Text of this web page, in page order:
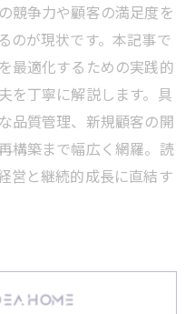
競争力や顧客の満足度を
のが現状です。本記事で
最適化するための実践的
を丁寧に解説します。具
品質管理、新規顧客の開
構築まで幅広く網羅。読
営と継続的成長に直結す